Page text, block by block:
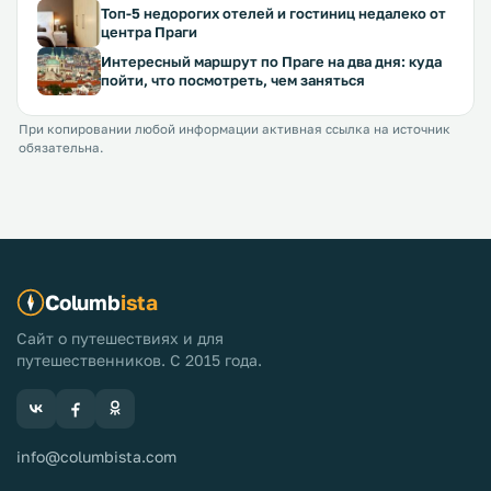
Топ-5 недорогих отелей и гостиниц недалеко от
центра Праги
Интересный маршрут по Праге на два дня: куда
пойти, что посмотреть, чем заняться
При копировании любой информации активная ссылка на источник
обязательна.
Columbista
Сайт о путешествиях и для
путешественников. С 2015 года.
info@columbista.com